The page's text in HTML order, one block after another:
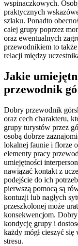
wspinaczkowych.
praktycznych
szlaku. Ponadto
całej grupy poprzez
oraz ewentualnych
przewodnikiem to
relacji między
Jakie
przewodnik
Dobry przewodnik
oraz cech charakteru,
grupy turystów przez
osobą dobrze
lokalnej faunie i florze
elementy pracy
umiejętności
nawiązać kontakt z
podejście do ich
pierwszą pomocą są
kontuzji lub nagłych
przeszkolonej może
konsekwencjom.
kondycję grupy i
każdy mógł cieszyć
stresu.